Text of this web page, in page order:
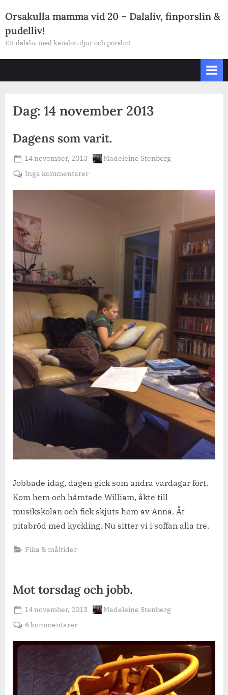
to
content
Orsakulla mamma vid 20 – Dalaliv, finporslin &
pudelliv!
Ett dalaliv med känslor, djur och porslin!
Dag: 14 november 2013
Dagens som varit.
Posted
on
14 november, 2013 By
Madeleine Stenberg
Inga kommentarertill
Jobbade idag, dagen gick som andra vardagar fort.
Kom hem och hämtade William, åkte till
musikskolan och fick skjuts hem av Anna. Åt
pitabröd med kyckling. Nu sitter vi i soffan alla tre.
Fika & måltider
Mot torsdag och jobb.
Posted
on
14 november, 2013 By
Madeleine Stenberg
6 kommentarertill
torsdag
och
jobb.